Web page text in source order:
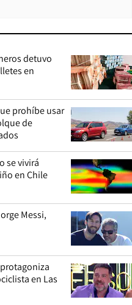
detuvo
en
prohíbe usar
de
se vivirá
en Chile
Messi,
en Las